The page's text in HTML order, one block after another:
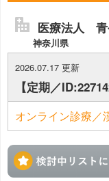
医療法人 青
神奈川県
2026.07.17 更新
【定期／
オンライン診療／